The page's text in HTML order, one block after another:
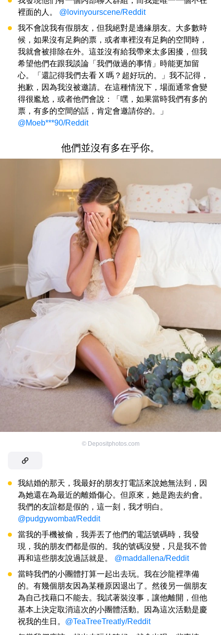
裡面的人。 @lovinyourscene/Reddit
我不會說我有假朋友，但我絕對是邊緣朋友。大多數時
候，如果沒有足夠的票，或者車裡沒有足夠的空間時，
我就會被排除在外。這並沒有給我帶來太多困擾，但我
希望他們在跟我談論「我們做過的事情」時能更加留
心。「還記得我們去看 X 嗎？超好玩的。」我不記得，
抱歉，因為我沒被邀請。在這種情況下，場面通常會變
得很尷尬，或者他們會說：「嘿，如果當時我們有多的
票，有多的空間的話，肯定會邀請你的。」
@Moeb***90/Reddit
他們並沒有多在乎你。
© Depositphotos.com
我結婚的那天，我最好的朋友打電話來說她無法到，因
為她還在為最近的離婚傷心。但原來，她是跑去約會。
我們的友誼都是假的，這一刻，我才明白。
@pudgywombat/Reddit
當我的手機被偷，我弄丟了他們的電話號碼時，我發
現，我的朋友們都是假的。我的號碼沒變，只是我不曾
再和這些朋友說過話就是。 @maddallena/Reddit
當時我們的小團體打算一起出去玩。我在沙龍裡準備
的。有幾個朋友因為某種原因退出了。然後另一個朋友
為自己找藉口不能去。我試著裝沒事，讓他離開，但他
基本上決定取消這次的小團體活動。因為這次活動是慶
祝我的生日。 @TeaTreeTreatly/Reddit